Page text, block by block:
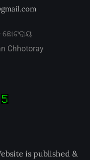
ଛୋଟରାୟ
Chhotoray
is published &